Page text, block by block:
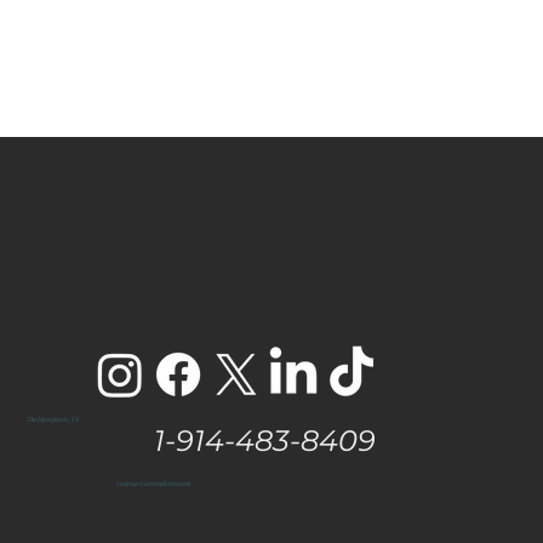
vanessa@eastendtaste.com
1-914-483-8409
The Hamptons, NY